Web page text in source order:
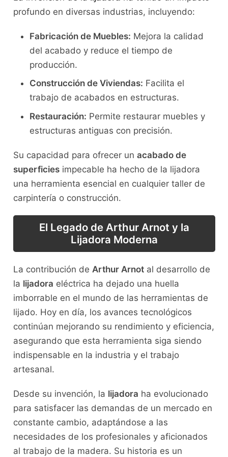
profundo en diversas industrias, incluyendo:
Fabricación de Muebles: Mejora la calidad
del acabado y reduce el tiempo de
producción.
Construcción de Viviendas: Facilita el
trabajo de acabados en estructuras.
Restauración: Permite restaurar muebles y
estructuras antiguas con precisión.
Su capacidad para ofrecer un acabado de
superficiesimpecable ha hecho de la lijadora
una herramienta esencial en cualquier taller de
carpintería o construcción.
El Legado de Arthur Arnot y la
Lijadora Moderna
La contribución de Arthur Arnotal desarrollo de
la lijadora eléctrica ha dejado una huella
imborrable en el mundo de las herramientas de
lijado. Hoy en día, los avances tecnológicos
continúan mejorando su rendimiento y eficiencia,
asegurando que esta herramienta siga siendo
indispensable en la industria y el trabajo
artesanal.
Desde su invención, la lijadora ha evolucionado
para satisfacer las demandas de un mercado en
constante cambio, adaptándose a las
necesidades de los profesionales y aficionados
al trabajo de la madera. Su historia es un